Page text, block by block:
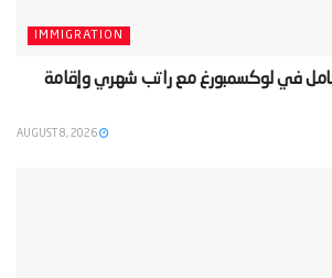
IMMIGRATION
في لوكسمبورغ مع راتب شهري وإقامة